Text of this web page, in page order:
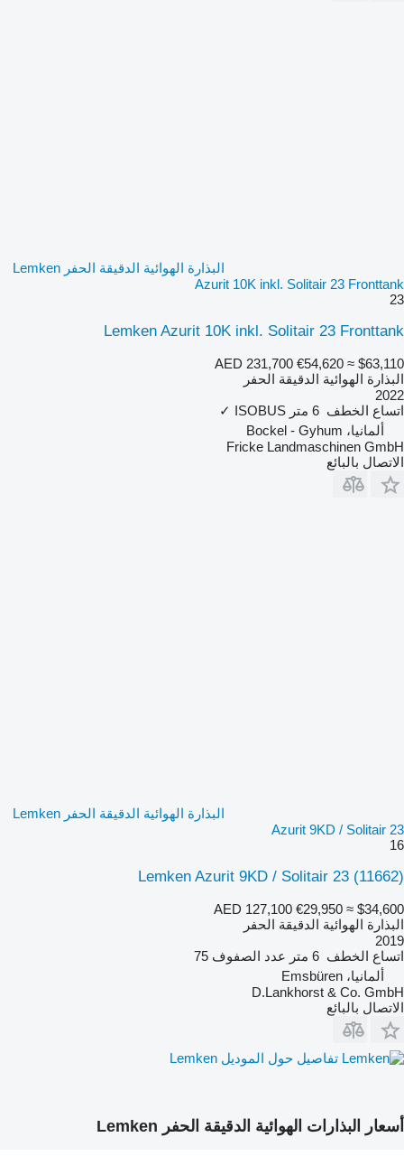
البذارة الهوائية الدقيقة الحفر Lemken
Azurit 10K inkl. Solitair 23 Fronttank
23
Lemken Azurit 10K inkl. Solitair 23 Fronttank
AED 231,700 €54,620 ≈ $63,110
البذارة الهوائية الدقيقة الحفر
2022
اتساع الخطف 6 متر ISOBUS
✓
ألمانيا، Bockel - Gyhum
Fricke Landmaschinen GmbH
الاتصال بالبائع
البذارة الهوائية الدقيقة الحفر Lemken
Azurit 9KD / Solitair 23
16
Lemken Azurit 9KD / Solitair 23 (11662)
AED 127,100 €29,950 ≈ $34,600
البذارة الهوائية الدقيقة الحفر
2019
اتساع الخطف 6 متر عدد الصفوف 75
ألمانيا، Emsbüren
D.Lankhorst & Co. GmbH
الاتصال بالبائع
تفاصيل حول الموديل Lemken
أسعار البذارات الهوائية الدقيقة الحفر Lemken